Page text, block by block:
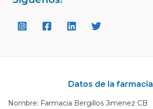
Datos de la farmacia
Nombre: Farmacia Bergillos Jimenez CB